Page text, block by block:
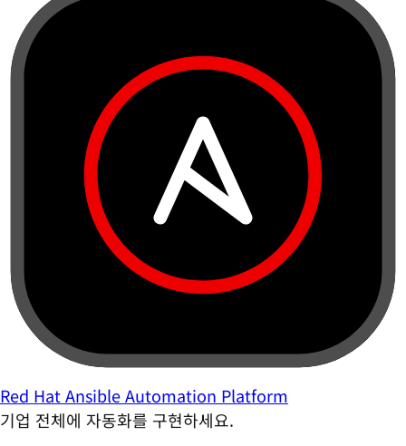
Red Hat Ansible Automation Platform
기업 전체에 자동화를 구현하세요.